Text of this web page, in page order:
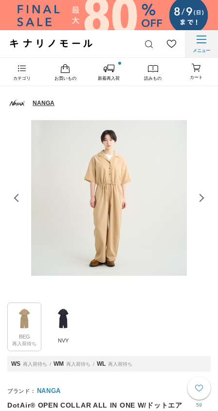
メニュー
カテゴリ お買いもの 新着再入荷 読みもの カート
NANGA
BEG
再入荷待ち
NVY
WS 再入荷待ち WM 再入荷待ち WL 再入荷待ち
59
NANGA
DotAir® OPEN COLLAR ALL IN ONE W/ドットエア